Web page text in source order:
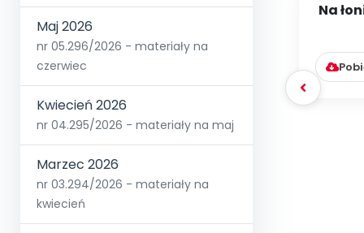
Maj 2026
nr 05.296/2026 - materiały na
czerwiec
Kwiecień 2026
nr 04.295/2026 - materiały na maj
Marzec 2026
nr 03.294/2026 - materiały na
kwiecień
Na